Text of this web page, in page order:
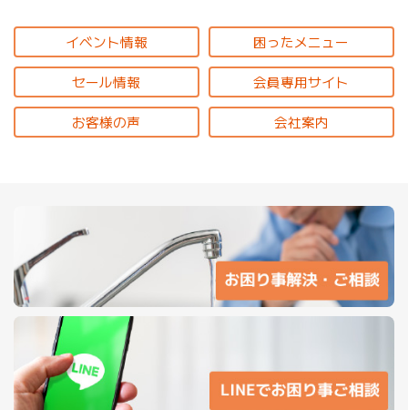
イベント情報 困ったメニュー
セール情報 会員専用サイト
お客様の声 会社案内